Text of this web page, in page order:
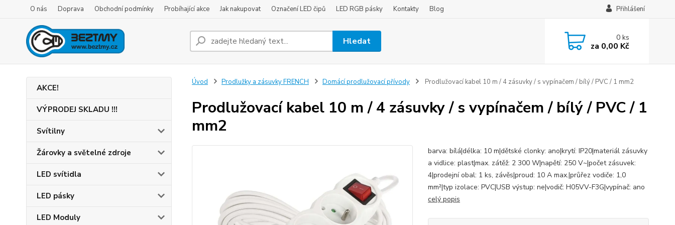
O nás Doprava Obchodní podmínky Probíhající akce Jak nakupovat Označení LED čipů LED RGB pásky Kontakty Blog Přihlášení
Hledat 0ks
za 0,00 Kč
AKCE!
VÝPRODEJ SKLADU !!!
Svítilny
Žárovky a světelné zdroje
LED svítidla
LED pásky
LED Moduly
Úvod Prodlužky a zásuvky FRENCH Domácí prodlužovací přívody Prodlužovací kabel 10 m / 4 zásuvky / s vypínačem / bílý / PVC / 1 mm2
Prodlužovací kabel 10 m / 4 zásuvky / s vypínačem / bílý / PVC / 1
mm2
barva: bílá|délka: 10 m|dětské clonky: ano|krytí: IP20|materiál zásuvky
a vidlice: plast|max. zátěž: 2 300 W|napětí: 250 V~|počet zásuvek:
4|prodejní obal: 1 ks, závěs|proud: 10 A max.|průřez vodiče: 1,0
mm²|typ izolace: PVC|USB výstup: ne|vodič: H05VV-F3G|vypínač: ano
celý popis